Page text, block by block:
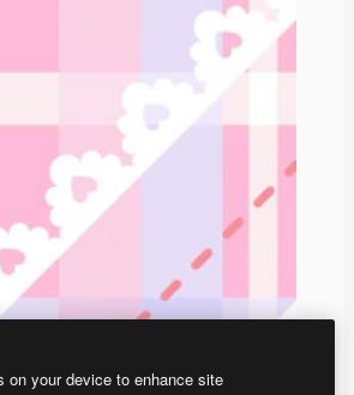
on your device to enhance site